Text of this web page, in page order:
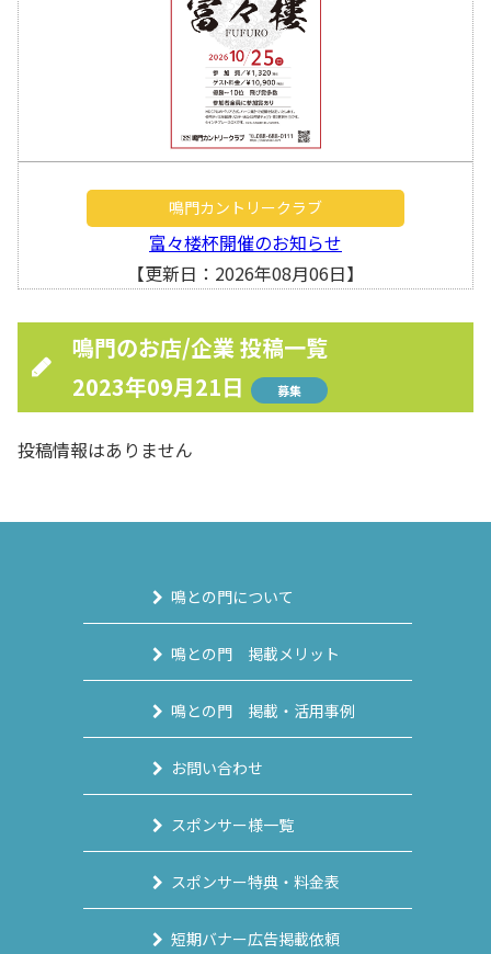
鳴門カントリークラブ
富々楼杯開催のお知らせ
【更新日：2026年08月06日】
鳴門のお店/企業 投稿一覧
2023年09月21日
募集
投稿情報はありません
鳴との門について
鳴との門 掲載メリット
鳴との門 掲載・活用事例
お問い合わせ
スポンサー様一覧
スポンサー特典・料金表
短期バナー広告掲載依頼